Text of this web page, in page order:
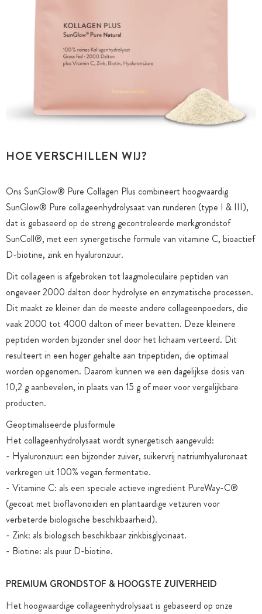
HOE VERSCHILLEN WIJ?
Ons SunGlow® Pure Collagen Plus combineert hoogwaardig
SunGlow® Pure collageenhydrolysaat van runderen (type I & III),
dat is gebaseerd op de streng gecontroleerde merkgrondstof
SunColl®, met een synergetische formule van vitamine C, bioactief
D-biotine, zink en hyaluronzuur.
Dit collageen is afgebroken tot laagmoleculaire peptiden van
ongeveer 2000 dalton door hydrolyse en enzymatische processen.
Dit maakt ze kleiner dan de meeste andere collageenpoeders, die
vaak 2000 tot 4000 dalton of meer bevatten. Deze kleinere
peptiden worden bijzonder snel door het lichaam verteerd. Dit
resulteert in een hoger gehalte aan tripeptiden, die optimaal
worden opgenomen. Daarom kunnen we een dagelijkse dosis van
10,2 g aanbevelen, in plaats van 15 g of meer voor vergelijkbare
producten.
Geoptimaliseerde plusformule
Het collageenhydrolysaat wordt synergetisch aangevuld:
- Hyaluronzuur: een bijzonder zuiver, suikervrij natriumhyaluronaat
verkregen uit 100% vegan fermentatie.
- Vitamine C: als een speciale actieve ingrediënt PureWay-C®
(gecoat met bioflavonoïden en plantaardige vetzuren voor
verbeterde biologische beschikbaarheid).
- Zink: als biologisch beschikbaar zinkbisglycinaat.
- Biotine: als puur D-biotine.
PREMIUM GRONDSTOF & HOOGSTE ZUIVERHEID
Het hoogwaardige collageenhydrolysaat is gebaseerd op onze